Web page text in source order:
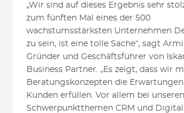
„Wir sind auf dieses Ergebnis sehr
zum fünften Mal eines der 500
wachstumsstärksten Unternehmen
zu sein, ist eine tolle Sache“, sagt
Gründer und Geschäftsführer von
Business Partner. „Es zeigt, dass wir
Beratungskonzepten die
Kunden erfüllen. Vor allem bei unseren
Schwerpunktthemen CRM und